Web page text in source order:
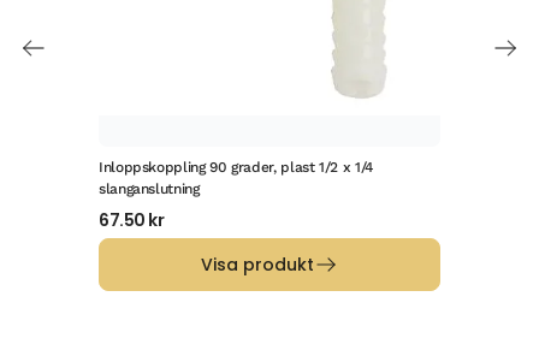
Inloppskoppling 90 grader, plast 1/2 x 1/4
slanganslutning
67.50 kr
Visa produkt